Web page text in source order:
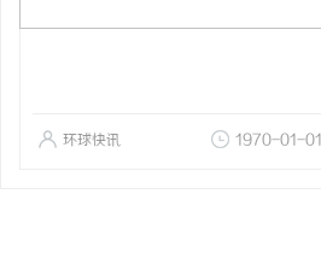
环球快讯 1970-01-01